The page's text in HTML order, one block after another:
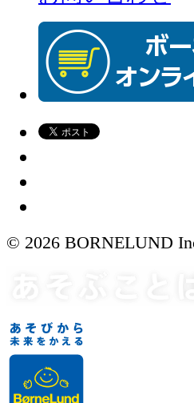
© 2026 BORNELUND